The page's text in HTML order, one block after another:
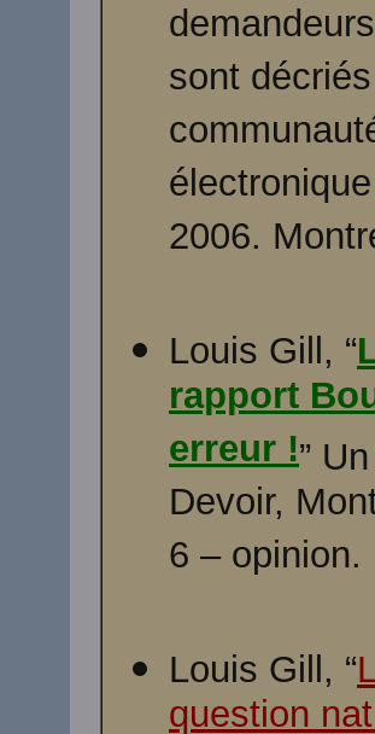
sont
2006.
Louis Gill, “
rapport
erreur !”
Devoir,
6 – opinion.
Louis Gill, “
question